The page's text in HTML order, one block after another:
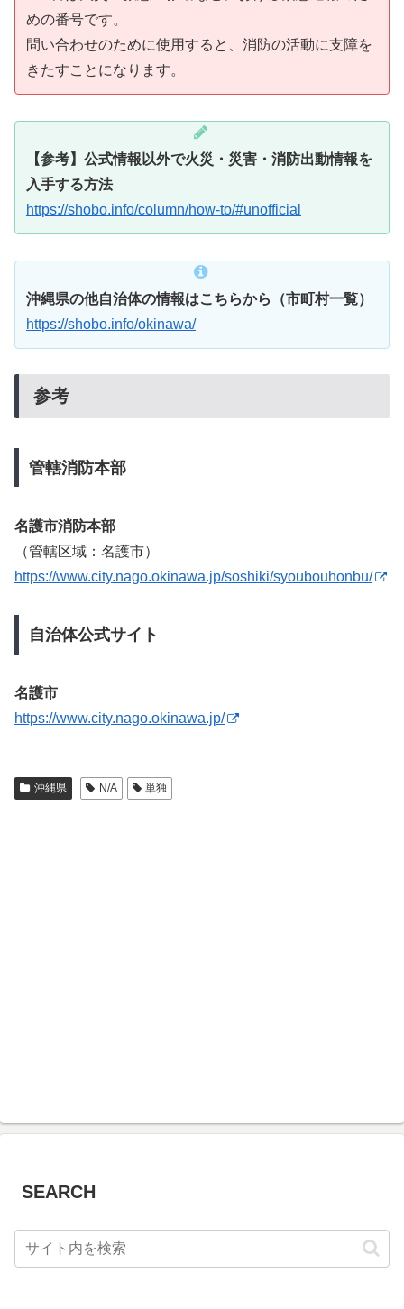
めの番号です。
問い合わせのために使用すると、消防の活動に支障を
きたすことになります。
【参考】公式情報以外で火災・災害・消防出動情報を
入手する方法
https://shobo.info/column/how-to/#unofficial
沖縄県の他自治体の情報はこちらから（市町村一覧）
https://shobo.info/okinawa/
参考
管轄消防本部
名護市消防本部
（管轄区域：名護市）
https://www.city.nago.okinawa.jp/soshiki/syoubouhonbu/
自治体公式サイト
名護市
https://www.city.nago.okinawa.jp/
沖縄県 N/A 単独
SEARCH